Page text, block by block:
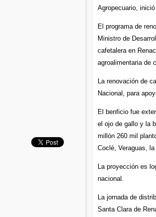
Agropecuario,
El programa de
Ministro de
cafetalera en
agroalimentaria de
La renovación de
Nacional, para
El benficio fue
el ojo de gallo y la
millón 260 mil
Coclé, Veraguas,
La proyección es
nacional.
La jornada de
Santa Clara de